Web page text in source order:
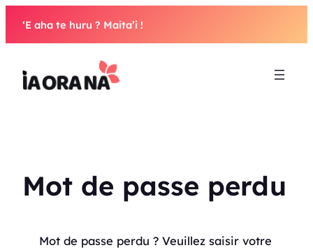
‘E aha te huru ? Maita’i !
Mot de passe perdu
Mot de passe perdu ? Veuillez saisir votre